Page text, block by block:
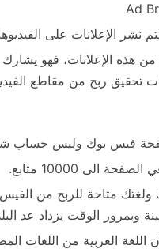
Ad
نشر الإعلانات على
هذه الإعلانات، فهو يشارك
تحقيق ربح من مقاطع
صفحة فيس بوك وليس حساب
الى 10000 متابع.
متاحة للربح من
وبمرور الوقت يزداد عد
اللغة العربية من اللغات